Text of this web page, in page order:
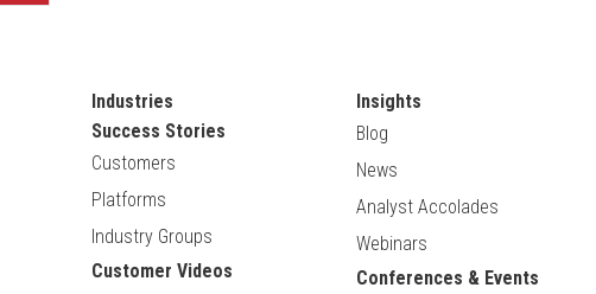
Industries
Success Stories
Customers
Platforms
Industry Groups
Customer Videos
Insights
Blog
News
Analyst Accolades
Webinars
Conferences & Events